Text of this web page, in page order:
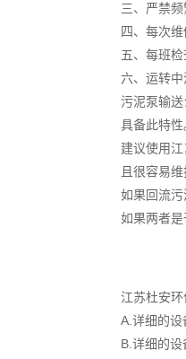
三、严禁
四、每次
五、每班
六、运转
污泥泵输
具备此特性
建议使用
且很容易
如果回流
如果两者
江苏杜安
A.详细的
B.详细的